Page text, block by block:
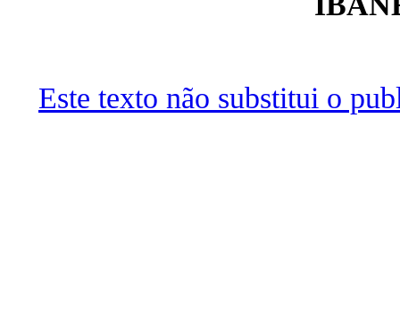
Este texto não substitui o